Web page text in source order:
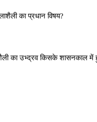
का प्रधान विषय?
का उभ्द्रव किसके शासनकाल में